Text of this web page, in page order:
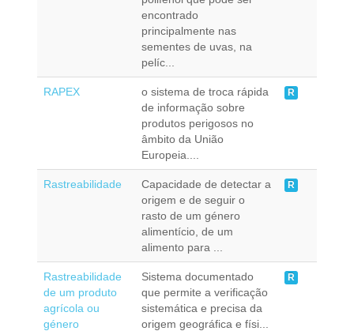
encontrado
principalmente nas
sementes de uvas, na
pelíc...
RAPEX
o sistema de troca rápida
de informação sobre
produtos perigosos no
âmbito da União
Europeia....
R
Rastreabilidade
Capacidade de detectar a
origem e de seguir o
rasto de um género
alimentício, de um
alimento para ...
R
Rastreabilidade
de um produto
agrícola ou
género
Sistema documentado
que permite a verificação
sistemática e precisa da
origem geográfica e físi...
R